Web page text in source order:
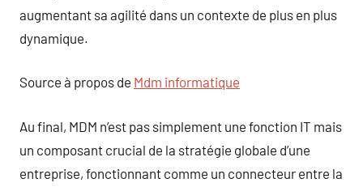
augmentant sa agilité dans un contexte de plus en plus
dynamique.
Source à propos de Mdm informatique
Au final, MDM n’est pas simplement une fonction IT mais
un composant crucial de la stratégie globale d’une
entreprise, fonctionnant comme un connecteur entre la